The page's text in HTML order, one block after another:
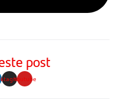
post
Youtube